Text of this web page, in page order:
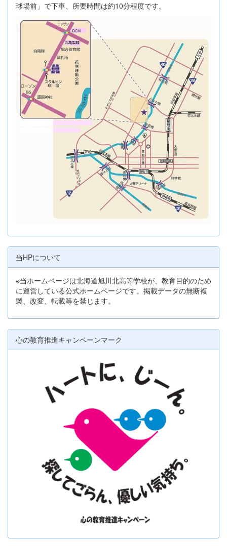
球場前」で下車、所要時間は約10分程度です。
当HPについて
※当ホームページは北海道旭川北高等学校が、教育目的のため
に運営している公式ホームページです。掲載データの無断複
製、改変、転載等を禁じます。
心の教育推進キャンペーンマーク